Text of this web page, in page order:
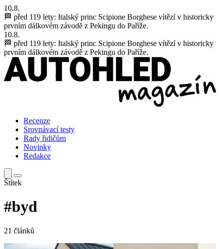
10.8.
🏁 před 119 lety: Italský princ Scipione Borghese vítězí v historicky
prvním dálkovém závodě z Pekingu do Paříže.
10.8.
🏁 před 119 lety: Italský princ Scipione Borghese vítězí v historicky
prvním dálkovém závodě z Pekingu do Paříže.
Recenze
Srovnávací testy
Rady řidičům
Novinky
Redakce
Štítek
#byd
21 článků